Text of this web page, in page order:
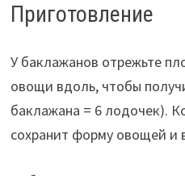
Приготовление
У баклажанов отрежьте
овощи вдоль, чтобы
баклажана = 6 лодочек).
сохранит форму овощей и